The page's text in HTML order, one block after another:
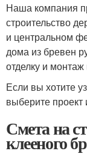
Наша компания
строительство
и центральном
дома из бревен
отделку и
Если вы хотите
выберите проект
Смета на
клееного